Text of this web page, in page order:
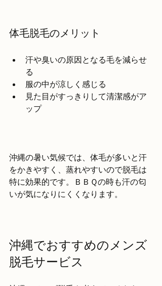
体毛脱毛のメリット
汗や臭いの原因となる毛を減らせ
る
服の中が涼しく感じる
見た目がすっきりして清潔感がア
ップ
沖縄の暑い気候では、体毛が多いと汗
をかきやすく、蒸れやすいので脱毛は
特に効果的です。ＢＢＱの時も汗の匂
いが気になりにくくなります。
沖縄でおすすめのメンズ
脱毛サービス